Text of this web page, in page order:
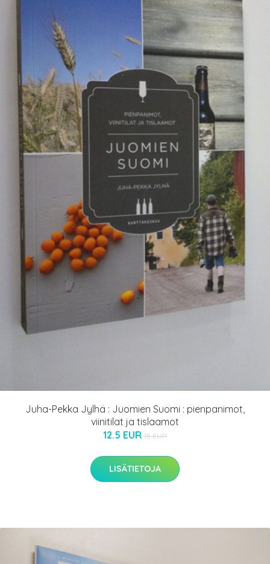
Juha-Pekka Jylhä : Juomien Suomi : pienpanimot,
viinitilat ja tislaamot
12.5 EUR 15 EUR
LISÄTIETOJA